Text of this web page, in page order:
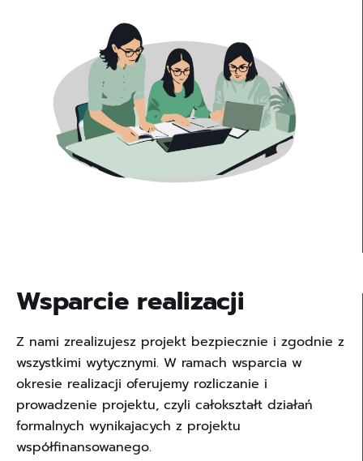
Wsparcie realizacji
Z nami zrealizujesz projekt bezpiecznie i zgodnie z
wszystkimi wytycznymi. W ramach wsparcia w
okresie realizacji oferujemy rozliczanie i
prowadzenie projektu, czyli całokształt działań
formalnych wynikajacych z projektu
współfinansowanego.